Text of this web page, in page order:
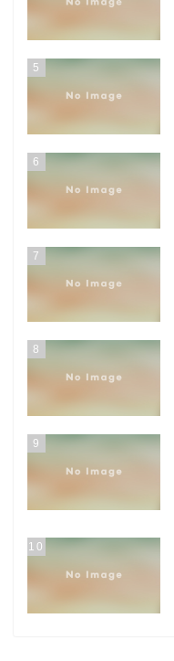
5
6
7
8
9
10